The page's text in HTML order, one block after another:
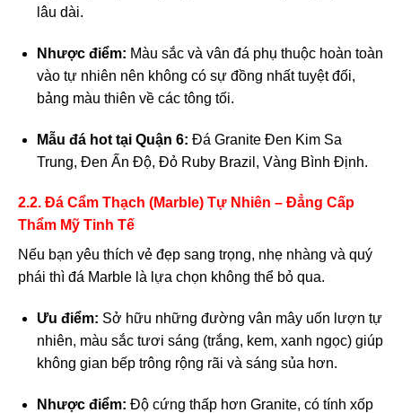
lâu dài.
Nhược điểm: Màu sắc và vân đá phụ thuộc hoàn toàn
vào tự nhiên nên không có sự đồng nhất tuyệt đối,
bảng màu thiên về các tông tối.
Mẫu đá hot tại Quận 6: Đá Granite Đen Kim Sa
Trung, Đen Ấn Độ, Đỏ Ruby Brazil, Vàng Bình Định.
2.2. Đá Cẩm Thạch (Marble) Tự Nhiên – Đẳng Cấp
Thẩm Mỹ Tinh Tế
Nếu bạn yêu thích vẻ đẹp sang trọng, nhẹ nhàng và quý
phái thì đá Marble là lựa chọn không thể bỏ qua.
Ưu điểm: Sở hữu những đường vân mây uốn lượn tự
nhiên, màu sắc tươi sáng (trắng, kem, xanh ngọc) giúp
không gian bếp trông rộng rãi và sáng sủa hơn.
Nhược điểm: Độ cứng thấp hơn Granite, có tính xốp